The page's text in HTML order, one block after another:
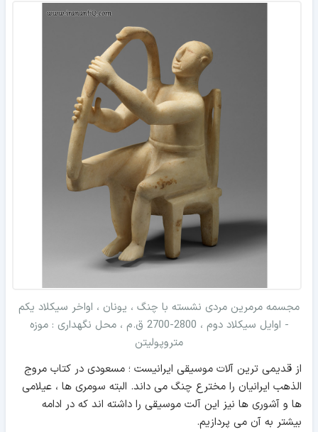
مجسمه مرمرین مردی نشسته با چنگ ، یونان ، اواخر سیکلاد یکم
- اوایل سیکلاد دوم ، 2800-2700 ق.م ، محل نگهداری : موزه
متروپولیتن
از قدیمی ترین آلات موسیقی ایرانیست ؛ مسعودی در کتاب مروج
الذهب ایرانیان را مخترع چنگ می داند. البته سومری ها ، عیلامی
ها و آشوری ها نیز این آلت موسیقی را داشته اند که در ادامه
بیشتر به آن می پردازیم.